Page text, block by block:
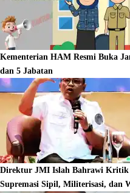
Kementerian HAM Resmi Buka
dan 5 Jabatan
Direktur JMI Islah Bahrawi Kritik
Supremasi Sipil, Militerisasi, dan